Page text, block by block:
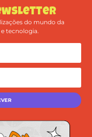
do mundo da
tecnologia.